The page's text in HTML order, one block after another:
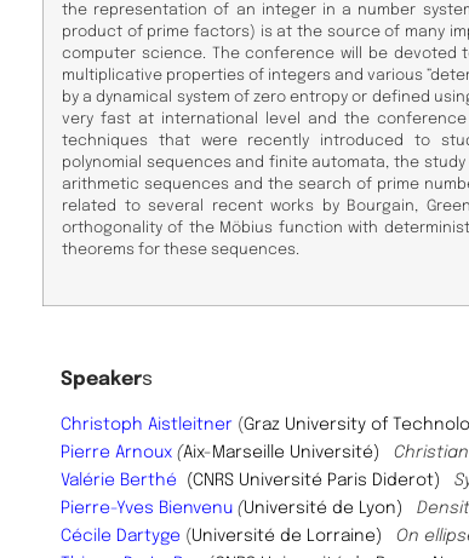
the representation of an integer in a number
product of prime factors) is at the source of many
computer science. The conference will be
multiplicative properties of integers and various
by a dynamical system of zero entropy or defined
very fast at international level and the
techniques that were recently introduced to
polynomial sequences and finite automata, the
arithmetic sequences and the search of prime
related to several recent works by Bourgain,
orthogonality of the Möbius function with
theorems for these sequences.
Speakers
Christoph Aistleitner (Graz University of
Pierre Arnoux (Aix-Marseille Université)
Valérie Berthé (CNRS Université Paris Diderot)
Pierre-Yves Bienvenu (Université de Lyon)
Cécile Dartyge ( Université de Lorraine)
On